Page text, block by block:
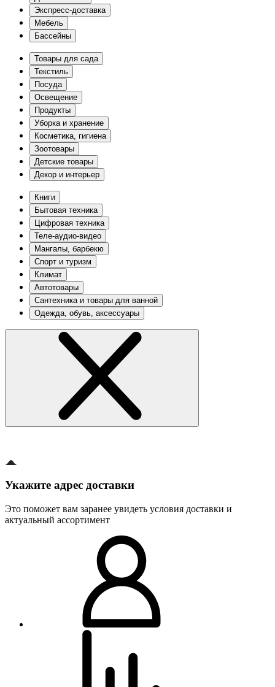
Экспресс-доставка
Мебель
Бассейны
Товары для сада
Текстиль
Посуда
Освещение
Продукты
Уборка и хранение
Косметика, гигиена
Зоотовары
Детские товары
Декор и интерьер
Книги
Бытовая техника
Цифровая техника
Теле-аудио-видео
Мангалы, барбекю
Спорт и туризм
Климат
Автотовары
Сантехника и товары для ванной
Одежда, обувь, аксессуары
Укажите адрес доставки
Это поможет вам заранее увидеть условия доставки и
актуальный ассортимент